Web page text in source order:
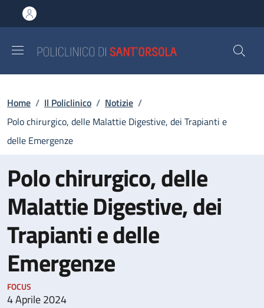
al contenuto principale
to footer content
Briciole di pane
Home / Il Policlinico / Notizie /
Polo chirurgico, delle Malattie Digestive, dei Trapianti e
delle Emergenze
Polo chirurgico, delle
Malattie Digestive, dei
Trapianti e delle
Emergenze
FOCUS
4 Aprile 2024